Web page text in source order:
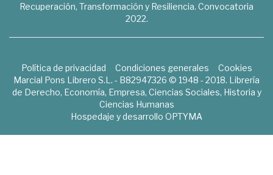
Recuperación, Transformación y Resiliencia. Convocatoria
2022.
Política de privacidad Condiciones generales
Cookies
Marcial Pons Librero S.L. - B82947326 © 1948 - 2018. Librería
de Derecho, Economía, Empresa, Ciencias Sociales, Historia y
Ciencias Humanas
Hospedaje y desarrollo OPTYMA